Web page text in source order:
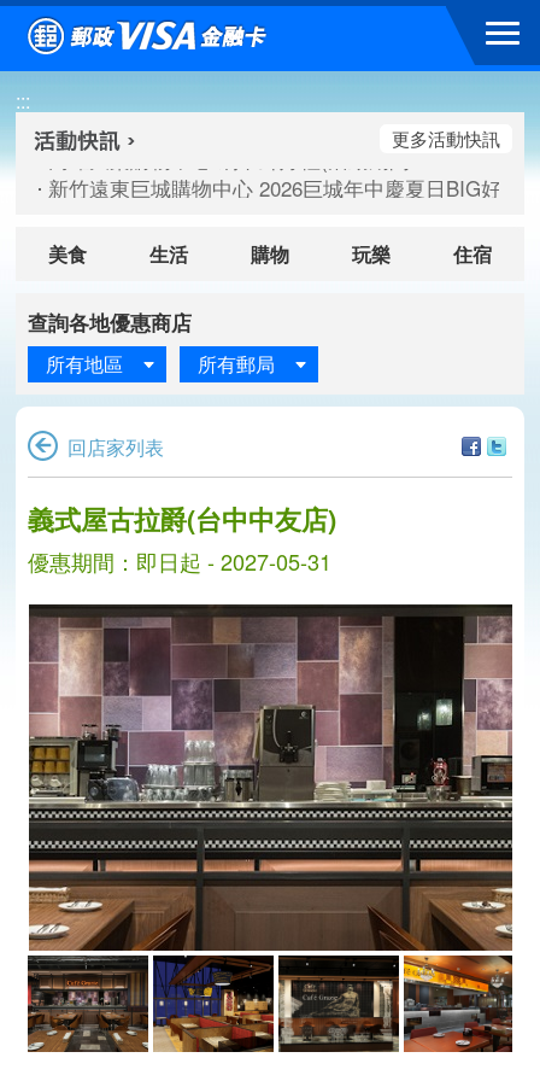
跳到主要內容區塊
:::
高雄大樂購物中心 刷卡郵好禮(活動期間：115/08/07-
臺北三創生活 有點東西第2波 刷卡郵好禮(活動期間：
高雄大樂購物中心 刷卡郵好禮(活動期間：115/08/07-
新竹遠東巨城購物中心 2026巨城年中慶夏日BIG好刷(
更多活動快訊
美食 生活 購物 玩樂 住宿
查詢各地優惠商店
所有地區 所有郵局
回店家列表
分分
義式屋古拉爵(台中中友店)
優惠期間：即日起 - 2027-05-31